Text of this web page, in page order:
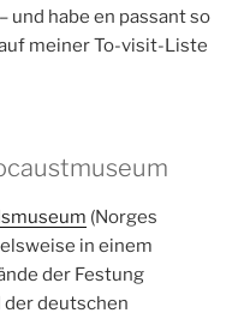
und habe en passant so
meiner To-visit-Liste
(Norges
in einem
der Festung
der deutschen